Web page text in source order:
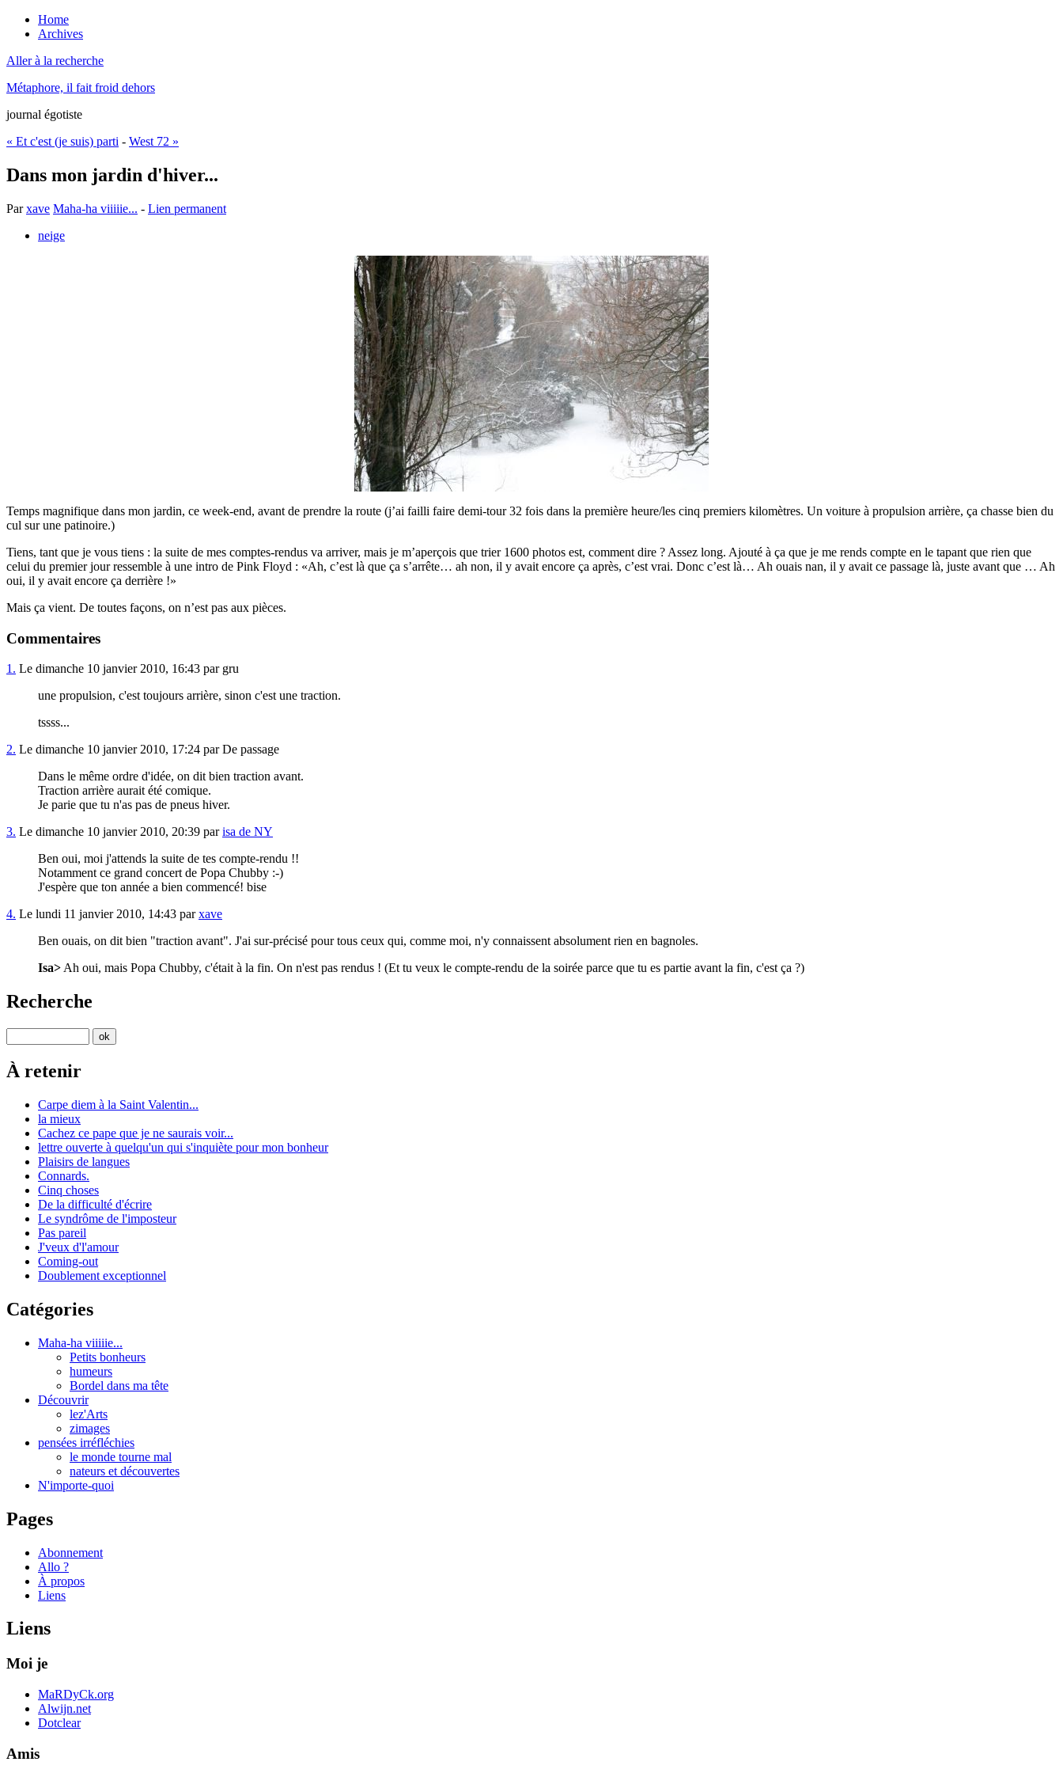
Home
Archives
Aller à la recherche
Métaphore, il fait froid dehors
journal égotiste
« Et c'est (je suis) parti - West 72 »
Dans mon jardin d'hiver...
Parxave Maha-ha viiiiie... - Lien permanent
neige
Temps magnifique dans mon jardin, ce week-end, avant de prendre la route (j’ai failli faire demi-tour 32 fois dans la première heure/les cinq premiers kilomètres. Un voiture à propulsion arrière, ça chasse bien du
cul sur une patinoire.)
Tiens, tant que je vous tiens : la suite de mes comptes-rendus va arriver, mais je m’aperçois que trier 1600 photos est, comment dire ? Assez long. Ajouté à ça que je me rends compte en le tapant que rien que
celui du premier jour ressemble à une intro de Pink Floyd :
Ah, c’est là que ça s’arrête… ah non, il y avait encore ça après, c’est vrai. Donc c’est là… Ah ouais nan, il y avait ce passage là, juste avant que … Ah
oui, il y avait encore ça derrière !
Mais ça vient. De toutes façons, on n’est pas aux pièces.
Commentaires
1. Le dimanche 10 janvier 2010, 16:43 par gru
une propulsion, c'est toujours arrière, sinon c'est une traction.
tssss...
2. Le dimanche 10 janvier 2010, 17:24 par De passage
Dans le même ordre d'idée, on dit bien traction avant.
Traction arrière aurait été comique.
Je parie que tu n'as pas de pneus hiver.
3. Le dimanche 10 janvier 2010, 20:39 parisa de NY
Ben oui, moi j'attends la suite de tes compte-rendu !!
Notamment ce grand concert de Popa Chubby :-)
J'espère que ton année a bien commencé! bise
4. Le lundi 11 janvier 2010, 14:43 parxave
Ben ouais, on dit bien "traction avant". J'ai sur-précisé pour tous ceux qui, comme moi, n'y connaissent absolument rien en bagnoles.
Isa> Ah oui, mais Popa Chubby, c'était à la fin. On n'est pas rendus ! (Et tu veux le compte-rendu de la soirée parce que tu es partie avant la fin, c'est ça ?)
Recherche
À retenir
Carpe diem à la Saint Valentin...
la mieux
Cachez ce pape que je ne saurais voir...
lettre ouverte à quelqu'un qui s'inquiète pour mon bonheur
Plaisirs de langues
Connards.
Cinq choses
De la difficulté d'écrire
Le syndrôme de l'imposteur
Pas pareil
J'veux d'l'amour
Coming-out
Doublement exceptionnel
Catégories
Maha-ha viiiiie...
Petits bonheurs
humeurs
Bordel dans ma tête
Découvrir
lez'Arts
zimages
pensées irréfléchies
le monde tourne mal
nateurs et découvertes
N'importe-quoi
Pages
Abonnement
Allo ?
À propos
Liens
Liens
Moi je
MaRDyCk.org
Alwijn.net
Dotclear
Amis